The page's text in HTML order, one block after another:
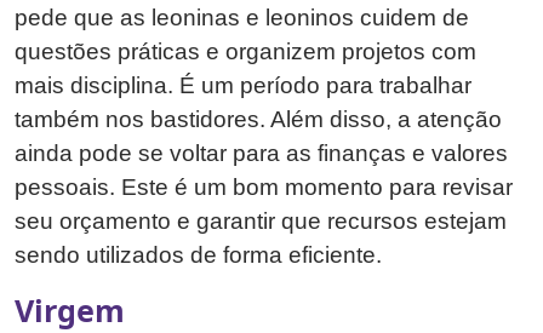
pede que as leoninas e leoninos cuidem de
questões práticas e organizem projetos com
mais disciplina. É um período para trabalhar
também nos bastidores. Além disso, a atenção
ainda pode se voltar para as finanças e valores
pessoais. Este é um bom momento para revisar
seu orçamento e garantir que recursos estejam
sendo utilizados de forma eficiente.
Virgem